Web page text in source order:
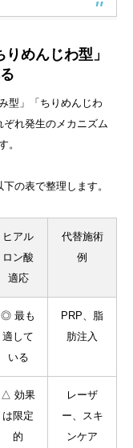
めんじわ型」
型」「ちりめんじわ
れ発生のメカニズム
。
の表で整理します。
ヒアル
ロン酸
適応
代替施術
例
◎ 最も
適して
いる
PRP、脂
肪注入
△ 効果
は限定
的
レーザ
ー、スキ
ンケア